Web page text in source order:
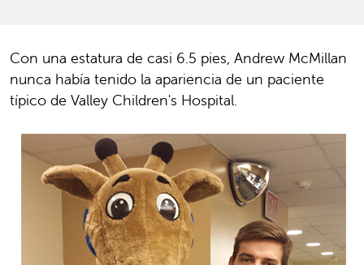
Con una estatura de casi 6.5 pies, Andrew McMillan
nunca había tenido la apariencia de un paciente
típico de Valley Children's Hospital.